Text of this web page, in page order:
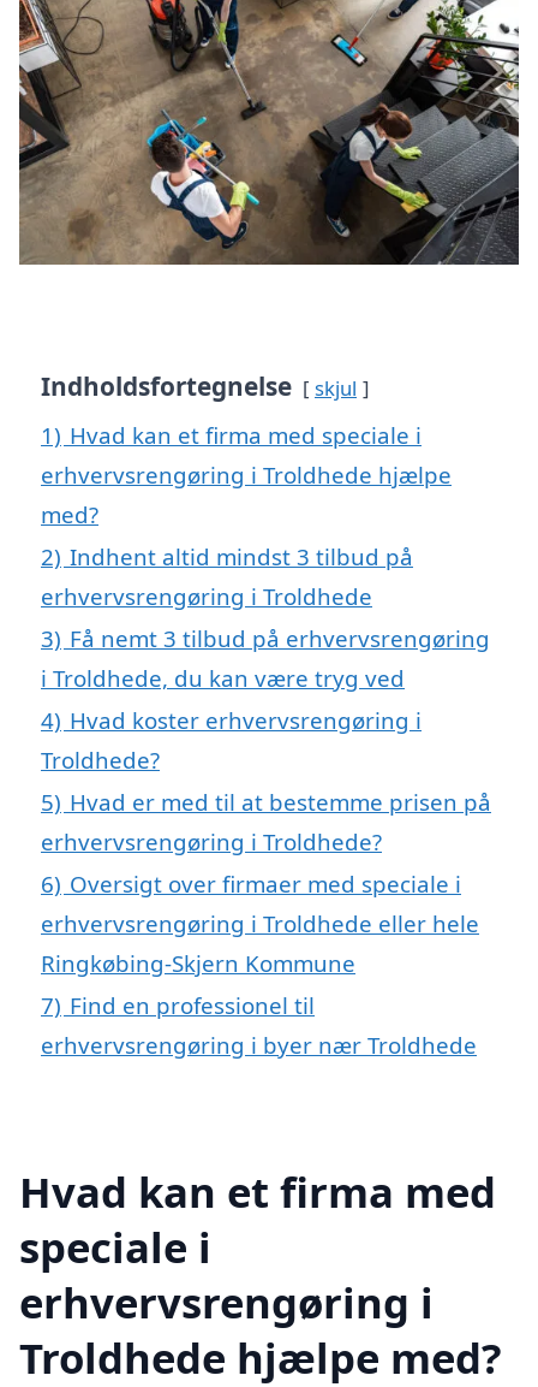
Indholdsfortegnelse skjul
1) Hvad kan et firma med speciale i
erhvervsrengøring i Troldhede hjælpe
med?
2) Indhent altid mindst 3 tilbud på
erhvervsrengøring i Troldhede
3) Få nemt 3 tilbud på erhvervsrengøring
i Troldhede, du kan være tryg ved
4) Hvad koster erhvervsrengøring i
Troldhede?
5) Hvad er med til at bestemme prisen på
erhvervsrengøring i Troldhede?
6) Oversigt over firmaer med speciale i
erhvervsrengøring i Troldhede eller hele
Ringkøbing-Skjern Kommune
7) Find en professionel til
erhvervsrengøring i byer nær Troldhede
Hvad kan et firma med
speciale i
erhvervsrengøring i
Troldhede hjælpe med?